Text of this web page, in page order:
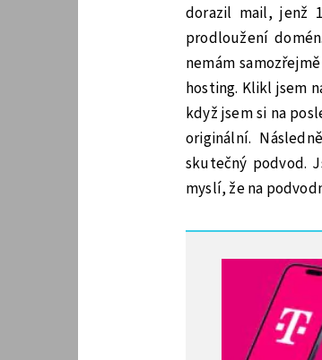
dorazil mail, jenž
prodloužení
nemám
hosting. Klikl jsem
když jsem si na
originální.
skutečný podvod.
myslí, že na